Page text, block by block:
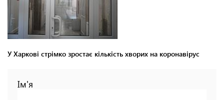
У Харкові стрімко зростає кількість хворих на коронавірус
Ім'я